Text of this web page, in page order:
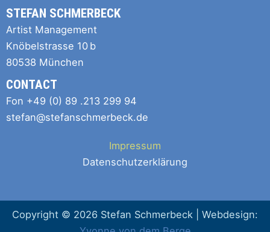
STEFAN SCHMERBECK
Artist Management
Knöbelstrasse 10 b
80538 München
CONTACT
Fon +49 (0) 89 .213 299 94
stefan@stefanschmerbeck.de
Impressum
Datenschutzerklärung
Copyright © 2026 Stefan Schmerbeck | Webdesign: